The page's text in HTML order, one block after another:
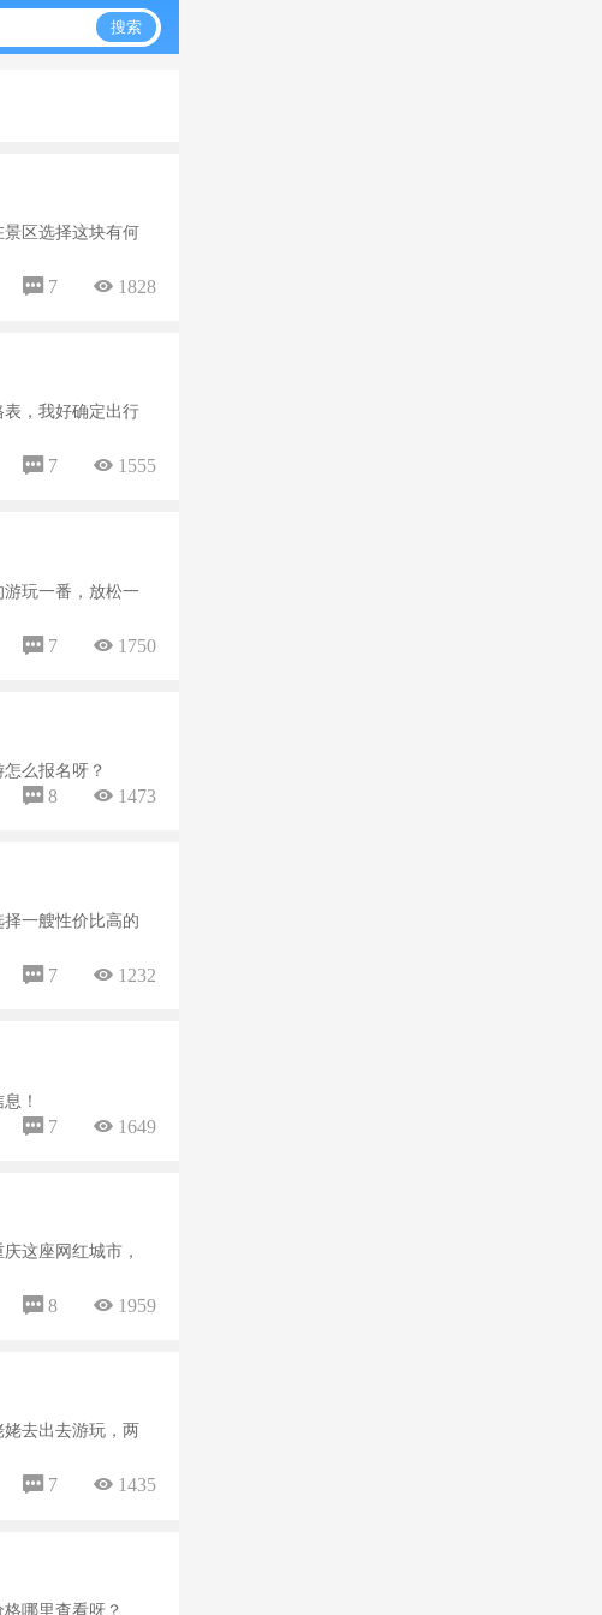
搜索
区选择这块有何
 7  1828
，我好确定出行
 7  1555
玩一番，放松一
 7  1750
么报名呀？
 8  1473
一艘性价比高的
 7  1232
！
 7  1649
这座网红城市，
 8  1959
去出去游玩，两
 7  1435
哪里查看呀？